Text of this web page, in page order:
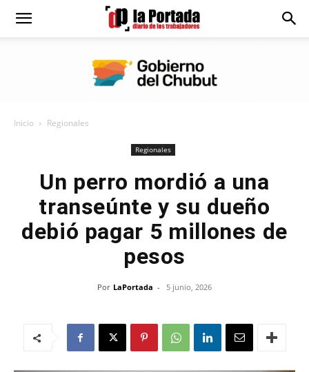
Diario
Inicio Regionales
Regionales
Un perro mordió a una
transeúnte y su dueño
debió pagar 5 millones de
pesos
Por LaPortada - 5 junio, 2026